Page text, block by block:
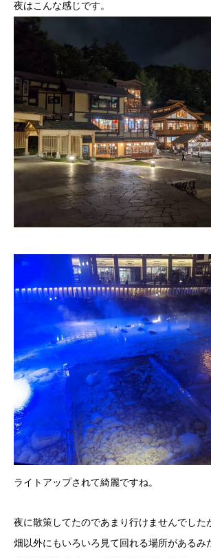
夜はこんな感じです。
ライトアップされて綺麗ですね。
夜に散策してたのであまり行けませんでした
畑以外にもいろいろ見て回れる場所があるみ